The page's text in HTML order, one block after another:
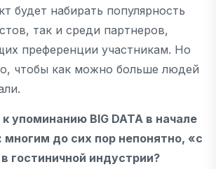
будет набирать популярность
так и среди партнеров,
преференции участникам. Но
чтобы как можно больше людей
упоминанию BIG DATA в начале
до сих пор непонятно, «с
гостиничной индустрии?